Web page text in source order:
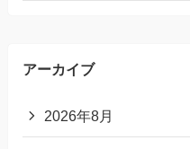
アーカイブ
2026年8月